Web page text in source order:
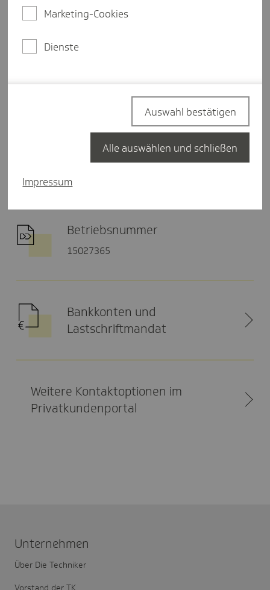
040 - 460 66 10 19
Betriebsnummer
15027365
Bankkonten und
Lastschriftmandat
Weitere Kontaktoptionen im
Privatkundenportal
Unter­nehmen
Über Die Techniker
Vorstand der TK
Marketing-Cookies
Dienste
Impressum
Auswahl bestätigen
Alle auswählen und schließen